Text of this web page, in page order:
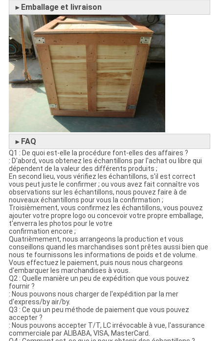
► Emballage et livraison
► FAQ
Q1 : De quoi est-elle la procédure font-elles des affaires ?
: D'abord, vous obtenez les échantillons par l'achat ou libre qui
dépendent de la valeur des différents produits ;
En second lieu, vous vérifiez les échantillons, s'il est correct
vous peut juste le confirmer ; ou vous avez fait connaître vos
observations sur les échantillons, nous pouvez faire à de
nouveaux échantillons pour vous la confirmation ;
Troisièmement, vous confirmez les échantillons, vous pouvez
ajouter votre propre logo ou concevoir votre propre emballage,
t'enverra les photos pour le votre
confirmation encore ;
Quatrièmement, nous arrangeons la production et vous
conseillons quand les marchandises sont prêtes aussi bien que
nous te fournissons les informations de poids et de volume.
Vous effectuez le paiement, puis nous nous chargeons
d'embarquer les marchandises à vous.
Q2 : Quelle manière un peu de expédition que vous pouvez
fournir ?
: Nous pouvons nous charger de l'expédition par la mer
d'express/by air/by.
Q3 : Ce qui un peu méthode de paiement que vous pouvez
accepter ?
: Nous pouvons accepter T/T, LC irrévocable à vue, l'assurance
commerciale par ALIBABA, VISA, MasterCard.